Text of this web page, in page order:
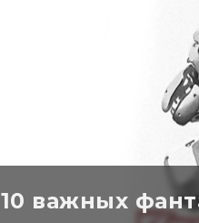
10 важных